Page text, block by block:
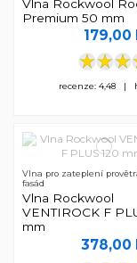
Vlna Rockwool
Premium 50 mm
179,00
recenze: 4,48 |
Vlna pro zateplení
fasád
Vlna Rockwool
VENTIROCK F
mm
378,00